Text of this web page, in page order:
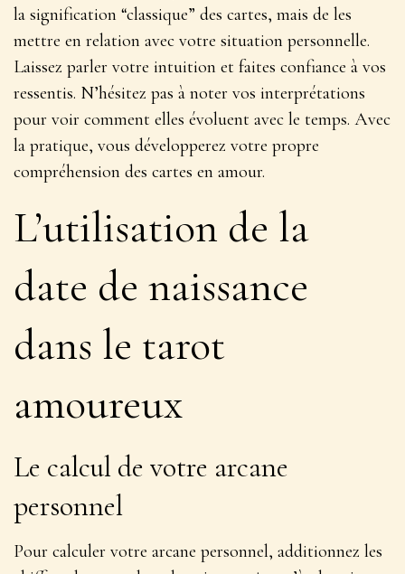
la signification “classique” des cartes, mais de les
mettre en relation avec votre situation personnelle.
Laissez parler votre intuition et faites confiance à vos
ressentis. N’hésitez pas à noter vos interprétations
pour voir comment elles évoluent avec le temps. Avec
la pratique, vous développerez votre propre
compréhension des cartes en amour.
L’utilisation de la
date de naissance
dans le tarot
amoureux
Le calcul de votre arcane
personnel
Pour calculer votre arcane personnel, additionnez les